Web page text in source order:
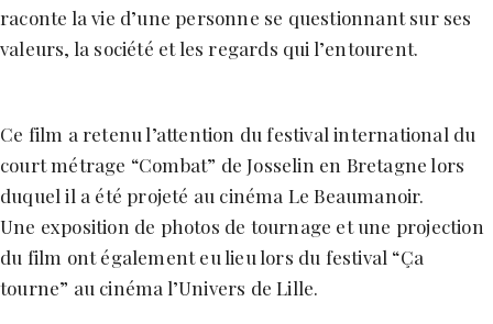
raconte la vie d’une personne se questionnant sur ses
valeurs, la société et les regards qui l’entourent.
Ce film a retenu l’attention du festival international du
court métrage “Combat” de Josselin en Bretagne lors
duquel il a été projeté au cinéma Le Beaumanoir.
Une exposition de photos de tournage et une projection
du film ont également eu lieu lors du festival “Ça
tourne” au cinéma l’Univers de Lille.